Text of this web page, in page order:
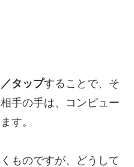
タップすることで、そ
手の手は、コンピュー
す。
ものですが、どうして